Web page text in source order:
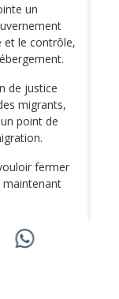
un
et le contrôle,
de justice
migrants,
point de
fermer
maintenant